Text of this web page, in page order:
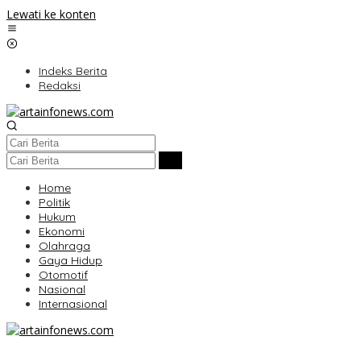
Lewati ke konten
Indeks Berita
Redaksi
Home
Politik
Hukum
Ekonomi
Olahraga
Gaya Hidup
Otomotif
Nasional
Internasional